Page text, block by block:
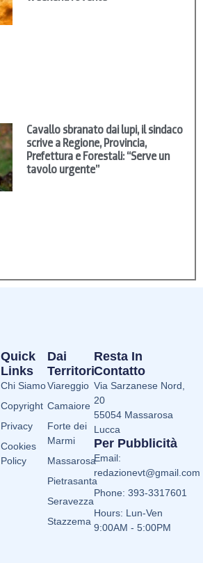
Cavallo sbranato dai lupi, il sindaco
scrive a Regione, Provincia,
Prefettura e Forestali: “Serve un
tavolo urgente”
Dai
Territori
Viareggio
Camaiore
Forte dei
Marmi
Massarosa
Pietrasanta
Seravezza
Stazzema
Quick
Links
Chi Siamo
Copyright
Privacy
Cookies
Policy
Resta In
Contatto
Via Sarzanese Nord,
20
55054 Massarosa
Lucca
Per Pubblicità
Email:
redazionevt@gmail.com
Phone: 393-3317601
Hours: Lun-Ven
9:00AM - 5:00PM